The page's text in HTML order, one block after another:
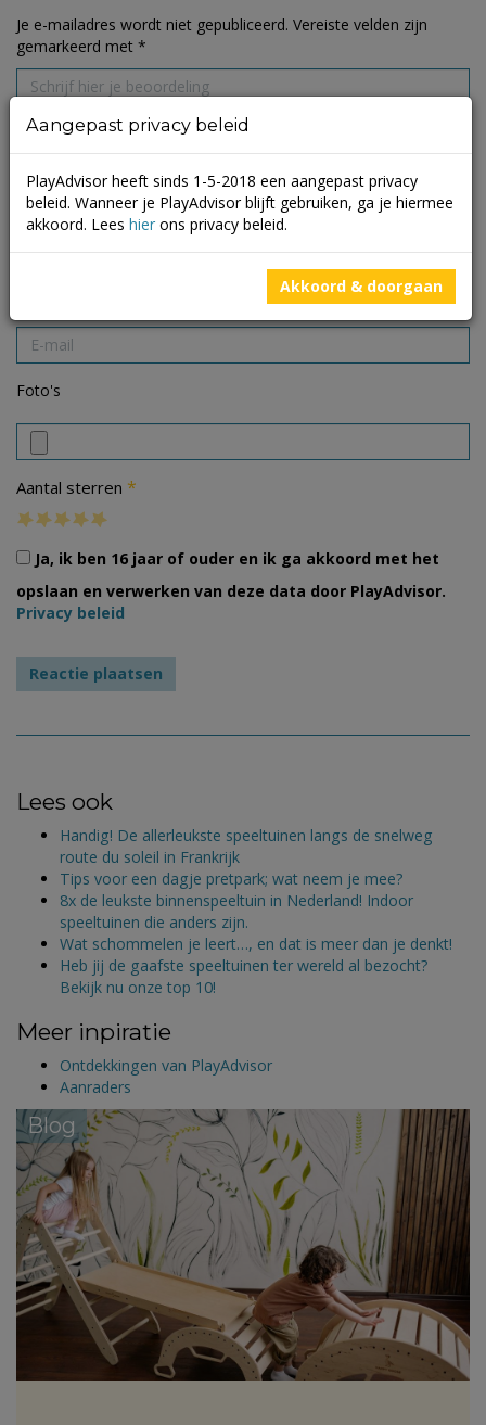
Je e-mailadres wordt niet gepubliceerd. Vereiste velden zijn
gemarkeerd met *
Foto's
Aantal sterren *
Ja, ik ben 16 jaar of ouder en ik ga akkoord met het
opslaan en verwerken van deze data door PlayAdvisor.
Privacy beleid
Lees ook
Handig! De allerleukste speeltuinen langs de snelweg
route du soleil in Frankrijk
Tips voor een dagje pretpark; wat neem je mee?
8x de leukste binnenspeeltuin in Nederland! Indoor
speeltuinen die anders zijn.
Wat schommelen je leert…, en dat is meer dan je denkt!
Heb jij de gaafste speeltuinen ter wereld al bezocht?
Bekijk nu onze top 10!
Meer inpiratie
Ontdekkingen van PlayAdvisor
Aanraders
Blog
Aangepast privacy beleid
PlayAdvisor heeft sinds 1-5-2018 een aangepast privacy
beleid. Wanneer je PlayAdvisor blijft gebruiken, ga je hiermee
akkoord. Lees hier ons privacy beleid.
Akkoord & doorgaan